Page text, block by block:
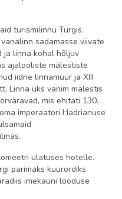
turismilinnu Türgis.
sadamasse viivate
ja linna kohal hõljuv
ajalooliste mälestiste
iidne linnamüür ja XIII
Linna üks vanim mälestis
mis ehitati 130.
imperaatori Hadrianuse
ulatuses hotelle.
parimaks kuurordiks.
imekauni looduse